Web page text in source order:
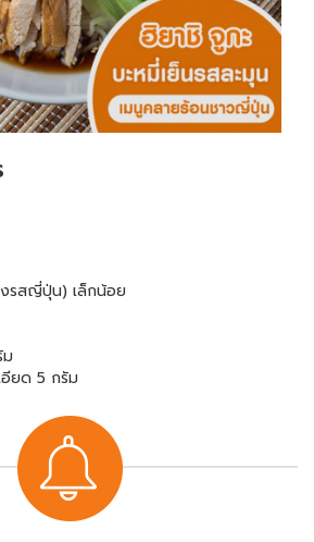
รสญี่ปุ่น) เล็กน้อย
ยด 5 กรัม